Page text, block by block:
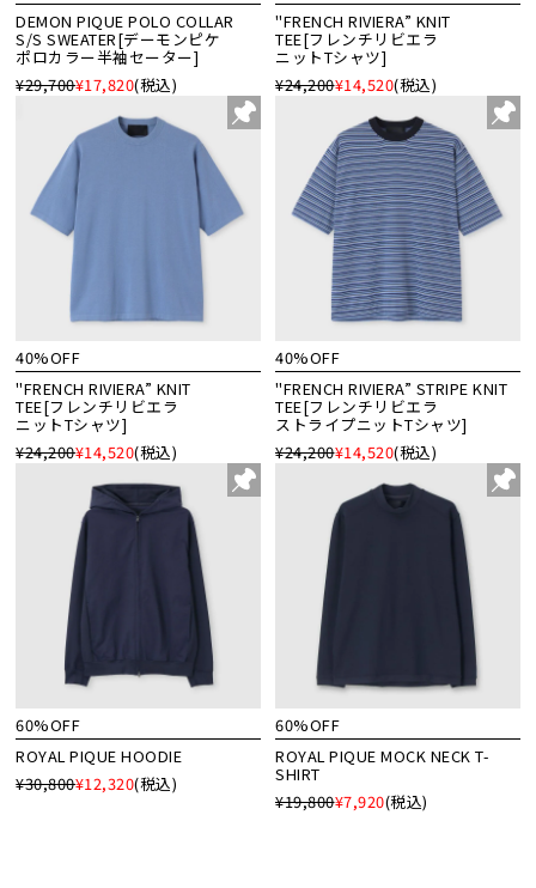
DEMON PIQUE POLO COLLAR
S/S SWEATER[デーモンピケ
ポロカラー半袖セーター]
¥29,700¥17,820(税込)
"FRENCH RIVIERA” KNIT
TEE[フレンチリビエラ
ニットTシャツ]
¥24,200¥14,520(税込)
40%OFF
"FRENCH RIVIERA” KNIT
TEE[フレンチリビエラ
ニットTシャツ]
¥24,200¥14,520(税込)
40%OFF
"FRENCH RIVIERA” STRIPE KNIT
TEE[フレンチリビエラ
ストライプニットTシャツ]
¥24,200¥14,520(税込)
60%OFF
ROYAL PIQUE HOODIE
¥30,800¥12,320(税込)
60%OFF
ROYAL PIQUE MOCK NECK T-
SHIRT
¥19,800¥7,920(税込)